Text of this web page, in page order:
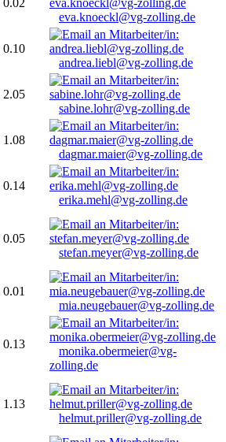
0.02
eva.knoeckl@vg-zolling.de
0.10
andrea.liebl@vg-zolling.de
2.05
sabine.lohr@vg-zolling.de
1.08
dagmar.maier@vg-zolling.de
0.14
erika.mehl@vg-zolling.de
0.05
stefan.meyer@vg-zolling.de
0.01
mia.neugebauer@vg-zolling.de
0.13
monika.obermeier@vg-
zolling.de
1.13
helmut.priller@vg-zolling.de